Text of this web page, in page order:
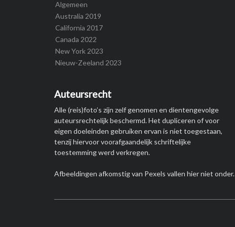
Algemeen
Australia 2019
California 2017
Canada 2022
New York 2023
Nieuw-Zeeland 2023
Auteursrecht
Alle (reis)foto’s zijn zelf genomen en dientengevolge
auteursrechtelijk beschermd. Het dupliceren of voor
eigen doeleinden gebruiken ervan is niet toegestaan,
tenzij hiervoor voorafgaandelijk schriftelijke
toestemming werd verkregen.
Afbeeldingen afkomstig van Pexels vallen hier niet onder.